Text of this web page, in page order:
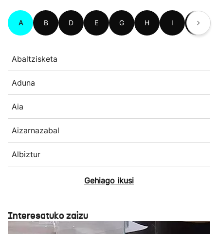
A B D E G H I L
Abaltzisketa
Aduna
Aia
Aizarnazabal
Albiztur
Gehiago ikusi
Interesatuko zaizu